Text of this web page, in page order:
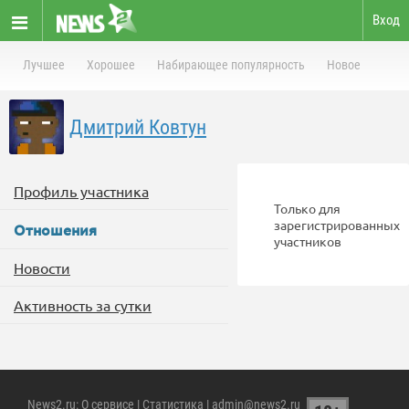
Вход
Лучшее Хорошее Набирающее популярность Новое
Дмитрий Ковтун
Профиль участника
Отношения
Новости
Активность за сутки
Только для
зарегистрированных
участников
News2.ru: О сервисе | Статистика | admin@news2.ru